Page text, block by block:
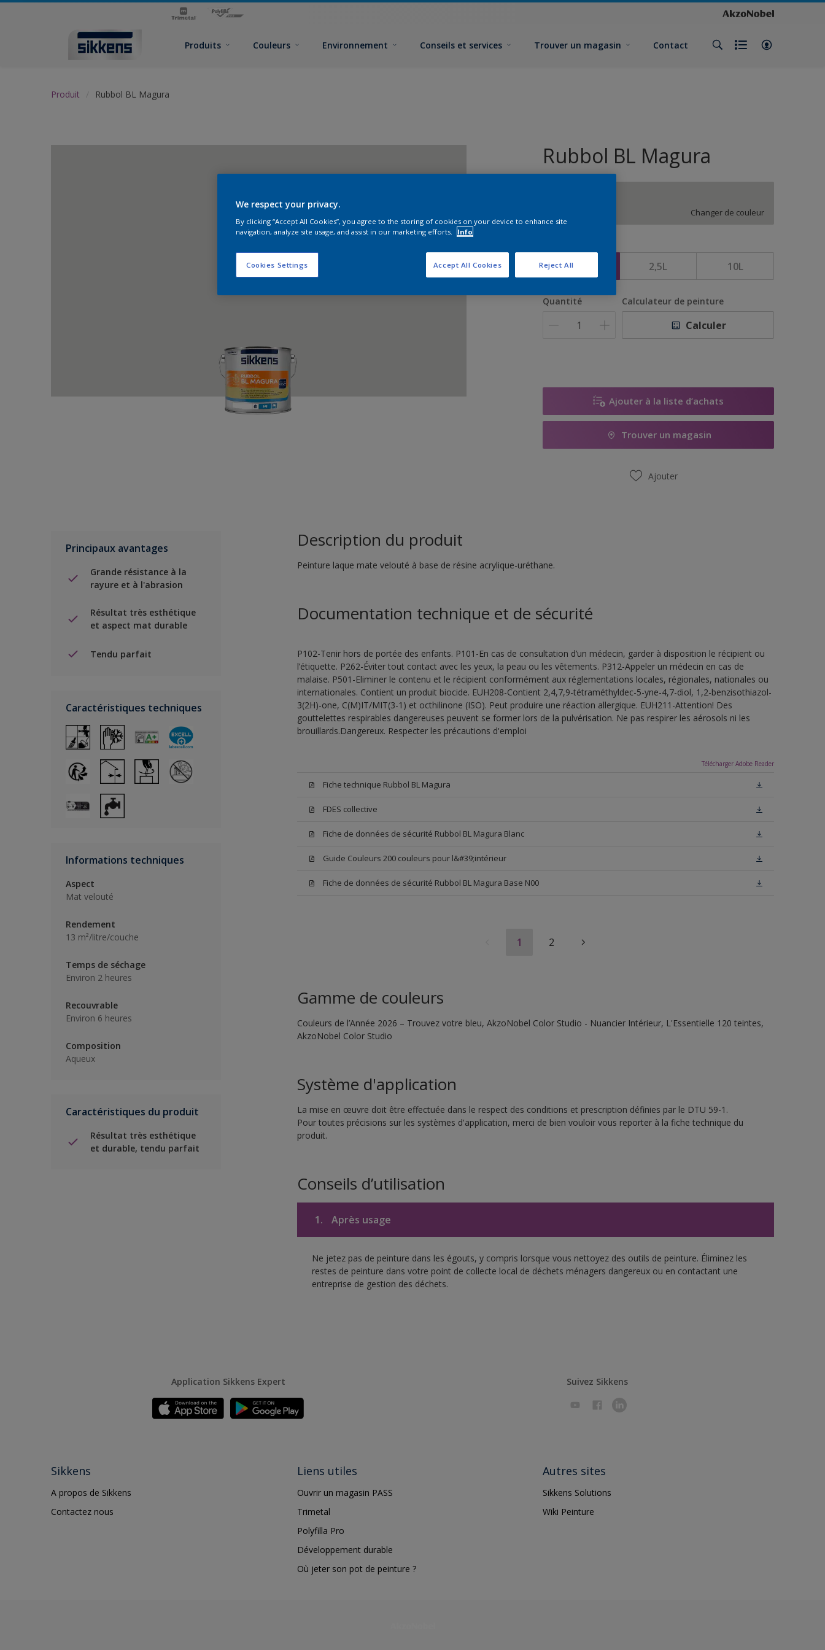
Produits Couleurs Environnement Conseils et services Trouver un magasin Contact
Produit Rubbol BL Magura
Rubbol BL Magura
Changer de couleur
2,5L 10L
Quantité Calculateur de peinture
Calculer
Ajouter à la liste d’achats
Trouver un magasin
Ajouter
Principaux avantages
Grande résistance à la
rayure et à l'abrasion
Résultat très esthétique
et aspect mat durable
Tendu parfait
Caractéristiques techniques
Informations techniques
Aspect
Mat velouté
Rendement
13 m²/litre/couche
Temps de séchage
Environ 2 heures
Recouvrable
Environ 6 heures
Composition
Aqueux
Caractéristiques du produit
Résultat très esthétique
et durable, tendu parfait
Description du produit
Peinture laque mate velouté à base de résine acrylique-uréthane.
Documentation technique et de sécurité
P102-Tenir hors de portée des enfants. P101-En cas de consultation d’un médecin, garder à disposition le récipient ou
l’étiquette. P262-Éviter tout contact avec les yeux, la peau ou les vêtements. P312-Appeler un médecin en cas de
malaise. P501-Eliminer le contenu et le récipient conformément aux réglementations locales, régionales, nationales ou
internationales. Contient un produit biocide. EUH208-Contient 2,4,7,9-tétraméthyldec-5-yne-4,7-diol, 1,2-benzisothiazol-
3(2H)-one, C(M)IT/MIT(3-1) et octhilinone (ISO). Peut produire une réaction allergique. EUH211-Attention! Des
gouttelettes respirables dangereuses peuvent se former lors de la pulvérisation. Ne pas respirer les aérosols ni les
brouillards.Dangereux. Respecter les précautions d'emploi
Télécharger Adobe Reader
Fiche technique Rubbol BL Magura
FDES collective
Fiche de données de sécurité Rubbol BL Magura Blanc
Guide Couleurs 200 couleurs pour l&#39;intérieur
Fiche de données de sécurité Rubbol BL Magura Base N00
1 2
Gamme de couleurs
Couleurs de l’Année 2026 – Trouvez votre bleu, AkzoNobel Color Studio - Nuancier Intérieur, L'Essentielle 120 teintes,
AkzoNobel Color Studio
Système d'application
La mise en œuvre doit être effectuée dans le respect des conditions et prescription définies par le DTU 59-1.
Pour toutes précisions sur les systèmes d'application, merci de bien vouloir vous reporter à la fiche technique du
produit.
Conseils d’utilisation
1. Après usage
Ne jetez pas de peinture dans les égouts, y compris lorsque vous nettoyez des outils de peinture. Éliminez les
restes de peinture dans votre point de collecte local de déchets ménagers dangereux ou en contactant une
entreprise de gestion des déchets.
Application Sikkens Expert Suivez Sikkens
Sikkens
A propos de Sikkens
Contactez nous
Liens utiles
Ouvrir un magasin PASS
Trimetal
Polyfilla Pro
Développement durable
Où jeter son pot de peinture ?
Autres sites
Sikkens Solutions
Wiki Peinture
We respect your privacy.
By clicking “Accept All Cookies”, you agree to the storing of cookies on your device to enhance site
navigation, analyze site usage, and assist in our marketing efforts.
Info
Cookies Settings Reject All
Accept All Cookies